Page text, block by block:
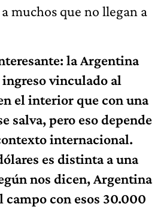
muchos que no llegan a
la Argentina
vinculado al
el interior que con una
salva, pero eso depende
internacional.
es distinta a una
nos dicen, Argentina
campo con esos 30.000